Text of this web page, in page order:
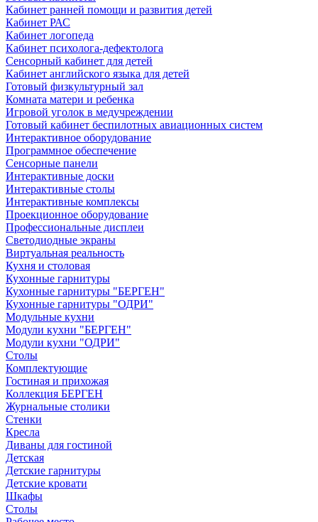
Кабинет ранней помощи и развития детей
Кабинет РАС
Кабинет логопеда
Кабинет психолога-дефектолога
Сенсорный кабинет для детей
Кабинет английского языка для детей
Готовый физкультурный зал
Комната матери и ребенка
Игровой уголок в медучреждении
Готовый кабинет беспилотных авиационных систем
Интерактивное оборудование
Программное обеспечение
Сенсорные панели
Интерактивные доски
Интерактивные столы
Интерактивные комплексы
Проекционное оборудование
Профессиональные дисплеи
Светодиодные экраны
Виртуальная реальность
Кухня и столовая
Кухонные гарнитуры
Кухонные гарнитуры "БЕРГЕН"
Кухонные гарнитуры "ОДРИ"
Модульные кухни
Модули кухни "БЕРГЕН"
Модули кухни "ОДРИ"
Столы
Комплектующие
Гостиная и прихожая
Коллекция БЕРГЕН
Журнальные столики
Стенки
Кресла
Диваны для гостиной
Детская
Детские гарнитуры
Детские кровати
Шкафы
Столы